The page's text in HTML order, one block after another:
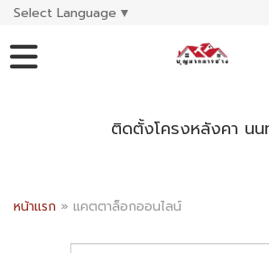
Select Language ▼
ติดตั้งโครงหลังคา นน
หน้าแรก » แคตตาล็อกออนไลน์